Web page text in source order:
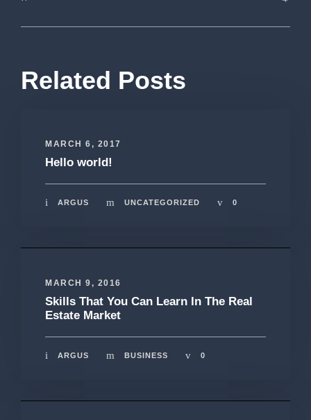
Related Posts
MARCH 6, 2017
Hello world!
ARGUS UNCATEGORIZED 0
MARCH 9, 2016
Skills That You Can Learn In The Real
Estate Market
ARGUS BUSINESS 0